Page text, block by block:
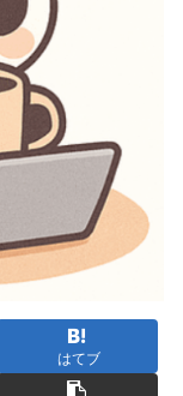
はてブ